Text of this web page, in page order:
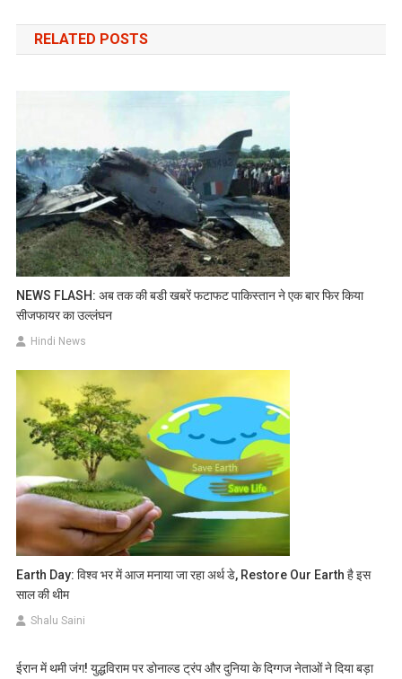
navigation
RELATED POSTS
NEWS FLASH: अब तक की बडी खबरें फटाफट पाकिस्तान ने एक बार फिर किया
सीजफायर का उल्लंघन
Hindi News
Earth Day: विश्व भर में आज मनाया जा रहा अर्थ डे, Restore Our Earth है इस
साल की थीम
Shalu Saini
ईरान में थमी जंग! युद्धविराम पर डोनाल्ड ट्रंप और दुनिया के दिग्गज नेताओं ने दिया बड़ा